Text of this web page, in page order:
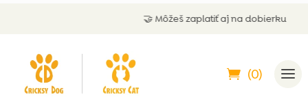
🤝 Môžeš zaplatiť aj na dobierku
(0)